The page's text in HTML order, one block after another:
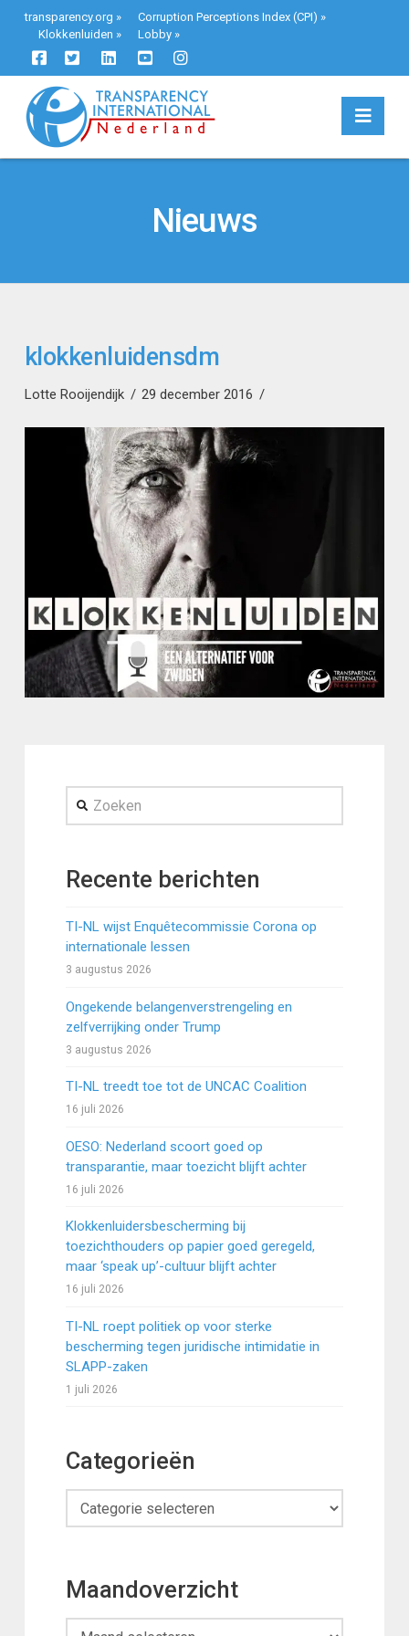
transparency.org » Corruption Perceptions Index (CPI) »
Klokkenluiden » Lobby»
Nieuws
klokkenluidensdm
Lotte Rooijendijk 29 december 2016
Zoeken
Recente berichten
TI-NL wijst Enquêtecommissie Corona op
internationale lessen
3 augustus 2026
Ongekende belangenverstrengeling en
zelfverrijking onder Trump
3 augustus 2026
TI-NL treedt toe tot de UNCAC Coalition
16 juli 2026
OESO: Nederland scoort goed op
transparantie, maar toezicht blijft achter
16 juli 2026
Klokkenluidersbescherming bij
toezichthouders op papier goed geregeld,
maar ‘speak up’-cultuur blijft achter
16 juli 2026
TI-NL roept politiek op voor sterke
bescherming tegen juridische intimidatie in
SLAPP-zaken
1 juli 2026
Categorieën
Categorieën
Maandoverzicht
Maandoverzicht